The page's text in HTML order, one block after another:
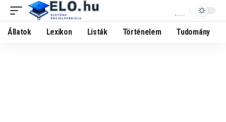
Állatok Lexikon Listák Történelem Tudomány